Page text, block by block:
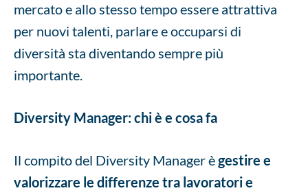
mercato e allo stesso tempo essere attrattiva
per nuovi talenti, parlare e occuparsi di
diversità sta diventando sempre più
importante.
Diversity Manager: chi è e cosa fa
Il compito del Diversity Manager ègestire e
valorizzare le differenze tra lavoratori e